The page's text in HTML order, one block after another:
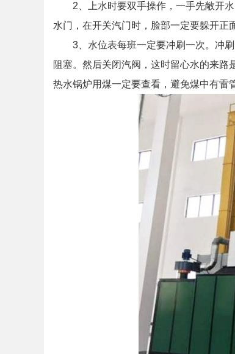
2、上水时要双手操作，一手先敞开
水门，在开关汽门时，脸部一定要躲开正
3、水位表每班一定要冲刷一次。冲
阻塞。然后关闭汽阀，这时留心水的来
热水锅炉用煤一定要查看，避免煤中有雷